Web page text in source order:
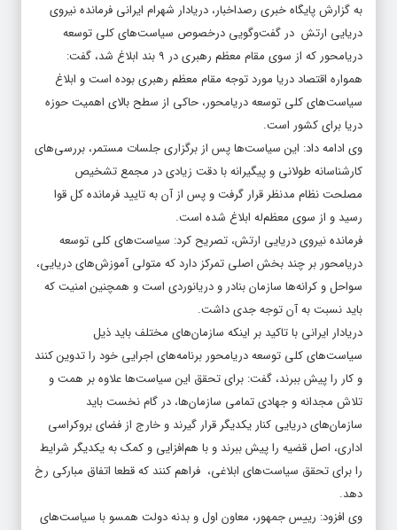
به گزارش پایگاه خبری رصداخبار،‌ دریادار شهرام ایرانی فرمانده نیروی
دریایی ارتش در گفت‌وگویی درخصوص سیاست‌های کلی توسعه
دریامحور که از سوی مقام معظم رهبری در ۹ بند ابلاغ شد، گفت:
همواره اقتصاد دریا مورد توجه مقام معظم رهبری بوده است و ابلاغ
سیاست‌های کلی توسعه دریامحور، حاکی از سطح بالای اهمیت حوزه
دریا برای کشور است.
وی ادامه داد: این سیاست‌ها پس از برگزاری جلسات مستمر، بررسی‌های
کارشناسانه طولانی و پیگیرانه با دقت زیادی در مجمع تشخیص
مصلحت نظام مدنظر قرار گرفت و پس از آن به تایید فرمانده کل قوا
رسید و از سوی معظم‌له ابلاغ شده است.
فرمانده نیروی دریایی ارتش، تصریح کرد: سیاست‌های کلی توسعه
دریامحور بر چند بخش اصلی تمرکز دارد که متولی آموزش‌های دریایی،
سواحل و کرانه‌ها سازمان بنادر و دریانوردی است و همچنین امنیت که
باید نسبت به آن توجه جدی داشت.
دریادار ایرانی با تاکید بر اینکه سازمان‌های مختلف باید ذیل
سیاست‌های کلی توسعه دریامحور برنامه‌های اجرایی خود را تدوین کنند
و کار را پیش ببرند، گفت: برای تحقق این سیاست‌ها علاوه بر همت و
تلاش مجدانه و جهادی تمامی سازمان‌ها، در گام نخست باید
سازمان‌های دریایی کنار یکدیگر قرار گیرند و خارج از فضای بروکراسی
اداری، اصل قضیه را پیش ببرند و با هم‌افزایی و کمک به یکدیگر شرایط
را برای تحقق سیاست‌های ابلاغی، فراهم کنند که قطعا اتفاق مبارکی رخ
دهد.
وی افزود: رییس جمهور، معاون اول و بدنه دولت همسو با سیاست‌های